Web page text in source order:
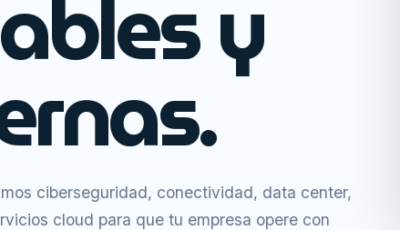
y
ciberseguridad, conectividad, data center,
cloud para que tu empresa opere con